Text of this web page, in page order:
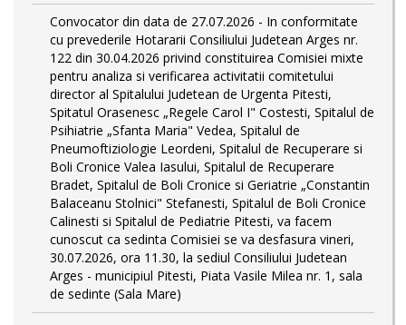
Convocator din data de 27.07.2026 - In conformitate
cu prevederile Hotararii Consiliului Judetean Arges nr.
122 din 30.04.2026 privind constituirea Comisiei mixte
pentru analiza si verificarea activitatii comitetului
director al Spitalului Judetean de Urgenta Pitesti,
Spitatul Orasenesc „Regele Carol I" Costesti, Spitalul de
Psihiatrie „Sfanta Maria" Vedea, Spitalul de
Pneumoftiziologie Leordeni, Spitalul de Recuperare si
Boli Cronice Valea Iasului, Spitalul de Recuperare
Bradet, Spitalul de Boli Cronice si Geriatrie „Constantin
Balaceanu Stolnici" Stefanesti, Spitalul de Boli Cronice
Calinesti si Spitalul de Pediatrie Pitesti, va facem
cunoscut ca sedinta Comisiei se va desfasura vineri,
30.07.2026, ora 11.30, la sediul Consiliului Judetean
Arges - municipiul Pitesti, Piata Vasile Milea nr. 1, sala
de sedinte (Sala Mare)